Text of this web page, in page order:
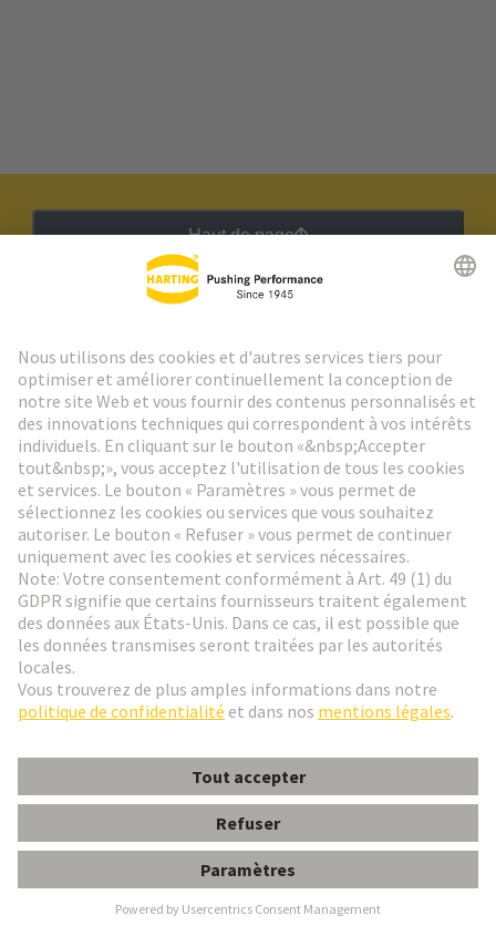
P.E.UNIV.PG 29
Haut de page
Aller à l'inscription
Social Media
France Français
© HARTING Technology Group
ContactPolitique de confidentialité
Conditions Générales de Vente